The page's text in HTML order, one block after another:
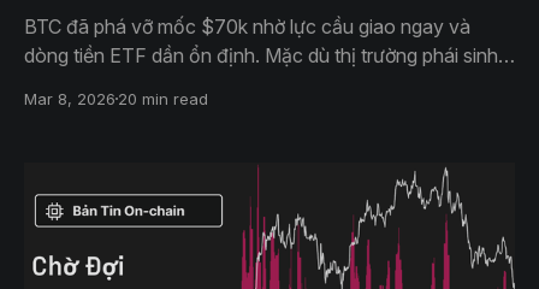
BTC đã phá vỡ mốc $70k nhờ lực cầu giao ngay và
dòng tiền ETF dần ổn định. Mặc dù thị trường phái sinh
thấy nỗi sợ giảm giá đang mờ dần, nhường chỗ cho kỳ
Mar 8, 2026 20 min read